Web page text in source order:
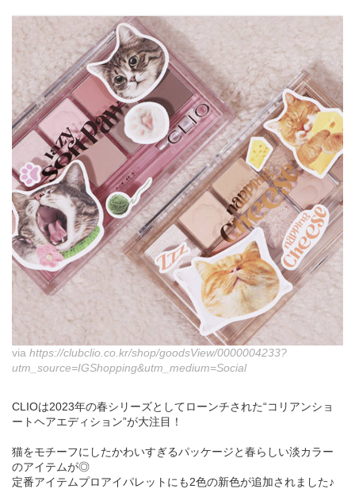
via https://clubclio.co.kr/shop/goodsView/0000004233?
utm_source=IGShopping&utm_medium=Social
CLIOは2023年の春シリーズとしてローンチされた“コリアンショ
ートヘアエディション”が大注目！
猫をモチーフにしたかわいすぎるパッケージと春らしい淡カラー
のアイテムが◎
定番アイテムプロアイパレットにも2色の新色が追加されました♪